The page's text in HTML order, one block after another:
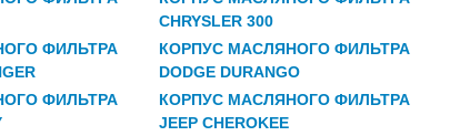
CHRYSLER 300
ФИЛЬТРА
КОРПУС МАСЛЯНОГО ФИЛЬТРА
DODGE DURANGO
ФИЛЬТРА
КОРПУС МАСЛЯНОГО ФИЛЬТРА
JEEP CHEROKEE